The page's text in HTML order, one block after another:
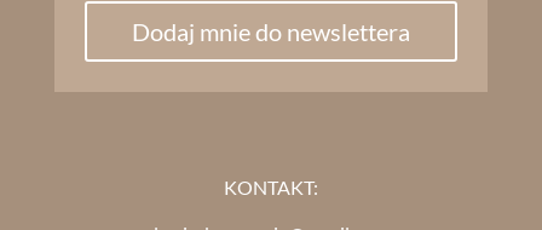
Dodaj mnie do newslettera
KONTAKT: